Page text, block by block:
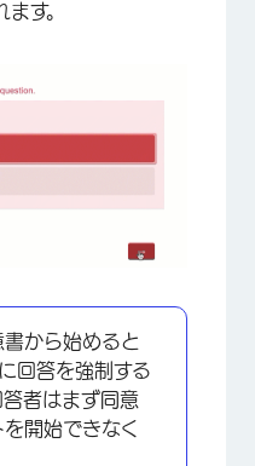
×
す。
から始めると
回答を強制する
者はまず同意
開始できなく